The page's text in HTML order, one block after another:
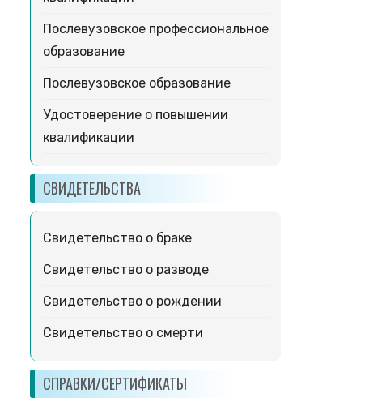
Послевузовское профессиональное
образование
Послевузовское образование
Удостоверение о повышении
квалификации
СВИДЕТЕЛЬСТВА
Свидетельство о браке
Свидетельство о разводе
Свидетельство о рождении
Свидетельство о смерти
СПРАВКИ/СЕРТИФИКАТЫ